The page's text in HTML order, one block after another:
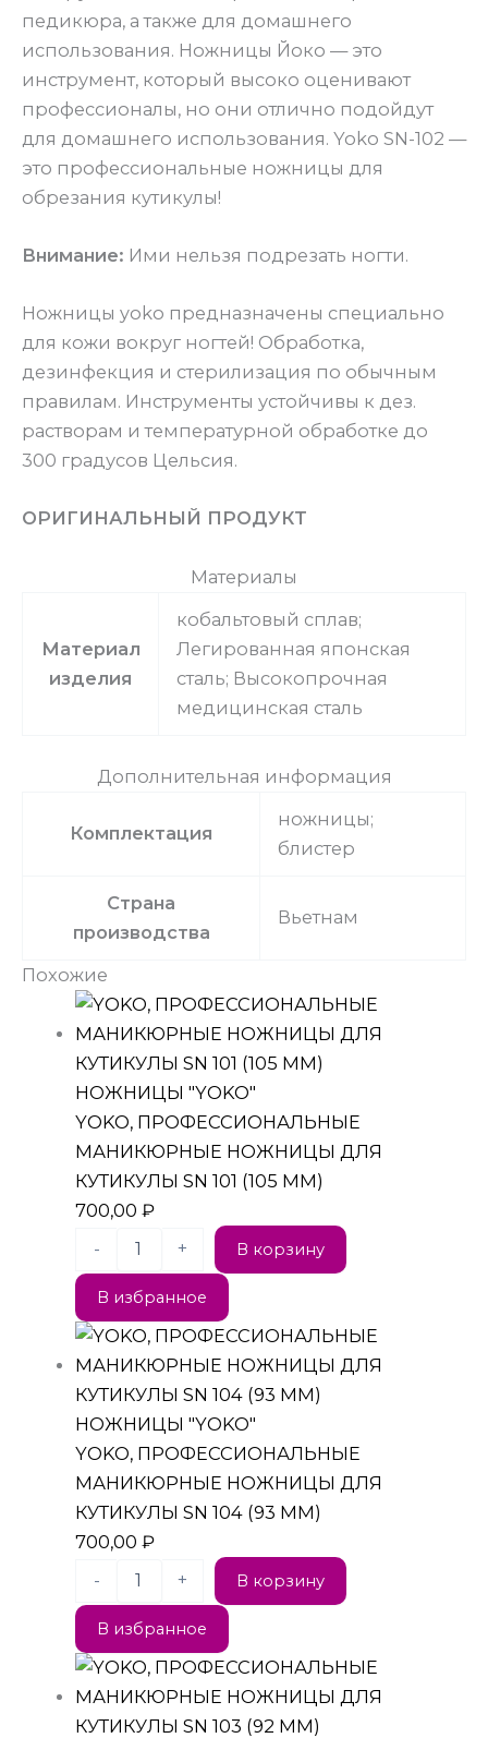
педикюра, а также для домашнего
использования. Ножницы Йоко — это
инструмент, который высоко оценивают
профессионалы, но они отлично подойдут
для домашнего использования. Yoko SN-102 —
это профессиональные ножницы для
обрезания кутикулы!
Внимание: Ими нельзя подрезать ногти.
Ножницы yoko предназначены специально
для кожи вокруг ногтей! Обработка,
дезинфекция и стерилизация по обычным
правилам. Инструменты устойчивы к дез.
растворам и температурной обработке до
300 градусов Цельсия.
ОРИГИНАЛЬНЫЙ ПРОДУКТ
Материалы
Материал
изделия
кобальтовый сплав;
Легированная японская
сталь; Высокопрочная
медицинская сталь
Дополнительная информация
Комплектация
ножницы;
блистер
Страна
производства
Вьетнам
Похожие
НОЖНИЦЫ "YOKO"
YOKO, ПРОФЕССИОНАЛЬНЫЕ
МАНИКЮРНЫЕ НОЖНИЦЫ ДЛЯ
КУТИКУЛЫ SN 101 (105 ММ)
700,00₽
-
+ В корзину
В избранное
НОЖНИЦЫ "YOKO"
YOKO, ПРОФЕССИОНАЛЬНЫЕ
МАНИКЮРНЫЕ НОЖНИЦЫ ДЛЯ
КУТИКУЛЫ SN 104 (93 ММ)
700,00₽
-
+ В корзину
В избранное